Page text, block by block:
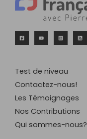
Test de niveau
Contactez-nous!
Les Témoignages
Nos Contributions
Qui sommes-nous?